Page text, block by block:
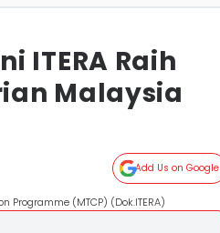
ITERA Raih
Malaysia
Add Us on Google
(MTCP) (Dok.ITERA)